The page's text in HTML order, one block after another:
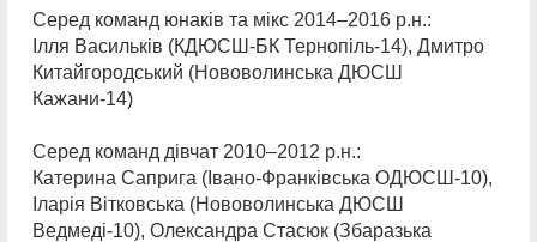
Серед команд юнаків та мікс 2014–2016 р.н.:
Ілля Васильків (КДЮСШ-БК Тернопіль-14), Дмитро
Китайгородський (Нововолинська ДЮСШ
Кажани-14)
Серед команд дівчат 2010–2012 р.н.:
Катерина Саприга (Івано-Франківська ОДЮСШ-10),
Іларія Вітковська (Нововолинська ДЮСШ
Ведмеді-10), Олександра Стасюк (Збаразька